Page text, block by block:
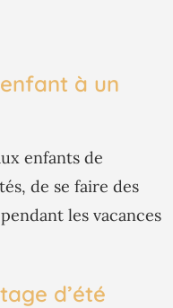
à un
enfants de
de se faire des
les vacances
d’été